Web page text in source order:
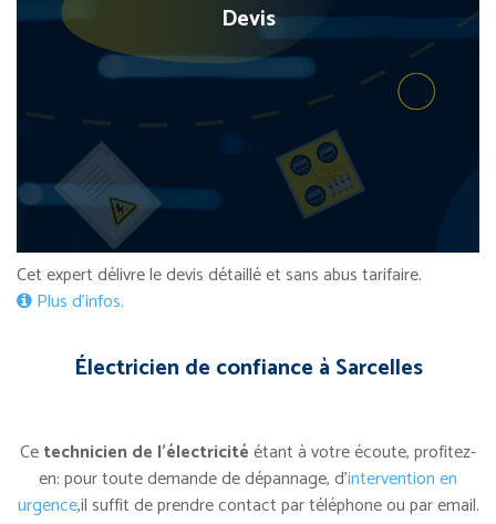
Devis
Cet expert délivre le devis détaillé et sans abus tarifaire.
Plus d’infos.
Électricien de confiance à Sarcelles
Cetechnicien de l’électricitéétant à votre écoute, profitez-
en: pour toute demande de dépannage, d’intervention en
urgence,il suffit de prendre contact par téléphone ou par email.